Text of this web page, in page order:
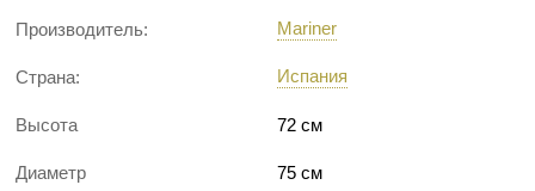
Производитель: Mariner
Страна: Испания
Высота 72 см
Диаметр 75 см